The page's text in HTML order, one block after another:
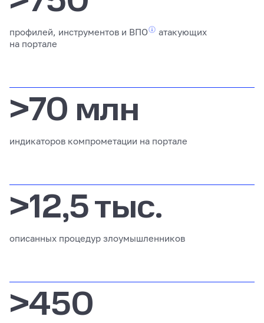
профилей, инструментов и ВПО
атакующих
на портале
>70 млн
индикаторов компрометации на портале
>12,5 тыс.
описанных процедур злоумышленников
>450